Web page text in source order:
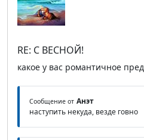
RE: С ВЕСНОЙ!
какое у вас романтичное
Сообщение от Анэт
наступить некуда, везде говно